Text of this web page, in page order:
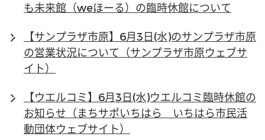
も未来館（weほーる）の臨時休館について
【サンプラザ市原】6月3日(水)のサンプラザ市原
の営業状況について（サンプラザ市原ウェブサ
イト）
【ウエルコミ】6月3日(水)ウエルコミ臨時休館の
お知らせ（まちサポいちはら いちはら市民活
動団体ウェブサイト）